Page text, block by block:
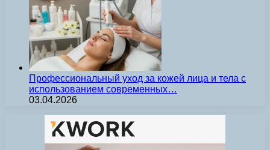
Профессиональный уход за кожей лица и тела с
использованием современных…
03.04.2026